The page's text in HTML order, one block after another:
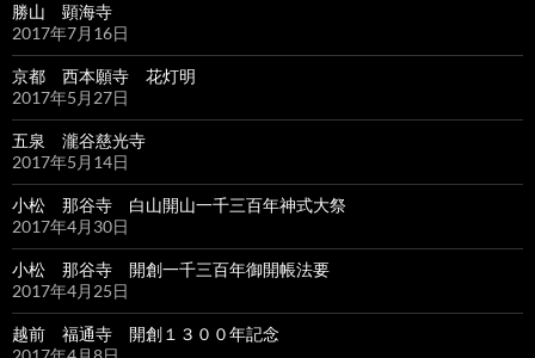
勝山 顕海寺
2017年7月16日
京都 西本願寺 花灯明
2017年5月27日
五泉 瀧谷慈光寺
2017年5月14日
小松 那谷寺 白山開山一千三百年神式大祭
2017年4月30日
小松 那谷寺 開創一千三百年御開帳法要
2017年4月25日
越前 福通寺 開創１３００年記念